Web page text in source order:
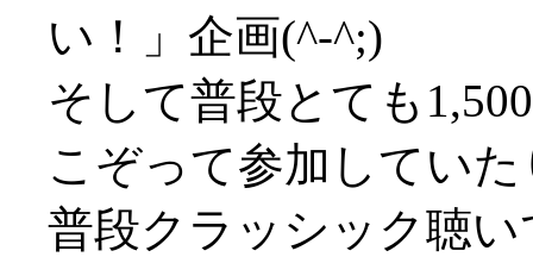
い！」企画(^-^;)
そして普段とても
こぞって参加してい
普段クラッシック聴